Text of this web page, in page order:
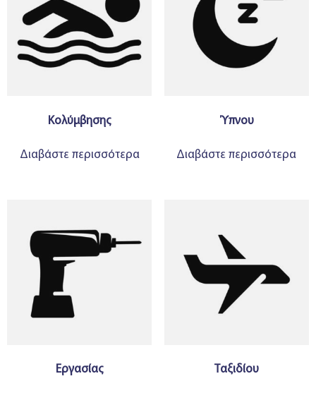
Κολύμβησης
Διαβάστε περισσότερα
Ύπνου
Διαβάστε περισσότερα
Εργασίας Ταξιδίου